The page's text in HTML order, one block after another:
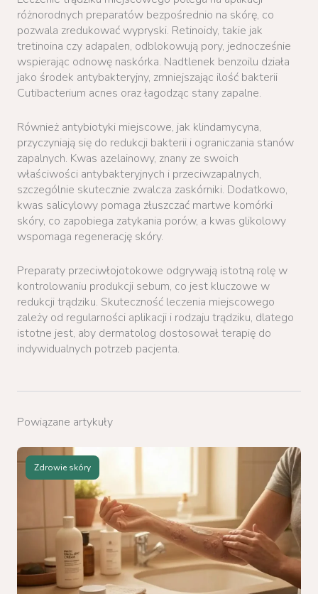
różnorodnych preparatów bezpośrednio na skórę, co
pozwala zredukować wypryski. Retinoidy, takie jak
tretinoina czy adapalen, odblokowują pory, jednocześnie
wspierając odnowę naskórka. Nadtlenek benzoilu działa
jako środek antybakteryjny, zmniejszając ilość bakterii
Cutibacterium acnes oraz łagodząc stany zapalne.
Również antybiotyki miejscowe, jak klindamycyna,
przyczyniają się do redukcji bakterii i ograniczania stanów
zapalnych. Kwas azelainowy, znany ze swoich
właściwości antybakteryjnych i przeciwzapalnych,
szczególnie skutecznie zwalcza zaskórniki. Dodatkowo,
kwas salicylowy pomaga złuszczać martwe komórki
skóry, co zapobiega zatykania porów, a kwas glikolowy
wspomaga regenerację skóry.
Preparaty przeciwłojotokowe odgrywają istotną rolę w
kontrolowaniu produkcji sebum, co jest kluczowe w
redukcji trądziku. Skuteczność leczenia miejscowego
zależy od regularności aplikacji i rodzaju trądziku, dlatego
istotne jest, aby dermatolog dostosował terapię do
indywidualnych potrzeb pacjenta.
Powiązane artykuły
Zdrowie skóry